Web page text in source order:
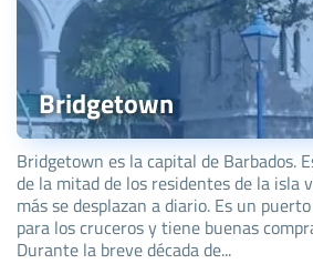
Bridgetown
Bridgetown es la capital de Barbados.
de la mitad de los residentes de la isla
más se desplazan a diario. Es un
para los cruceros y tiene buenas
Durante la breve década de...